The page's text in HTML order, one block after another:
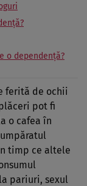
o dependență?
ferită de ochii
pot fi
o cafea în
timp ce altele
pariuri, sexul